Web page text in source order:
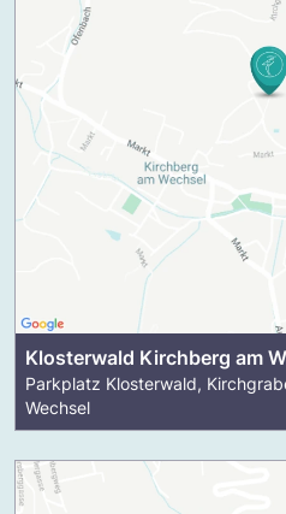
Klosterwald Kirchberg am
Parkplatz Klosterwald,
Wechsel